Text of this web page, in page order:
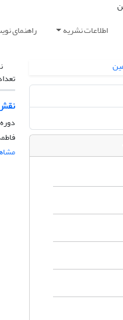
اطلاعات نشریه راهنمای
دوره 5، شماره 2، مهر 1400، صفحه